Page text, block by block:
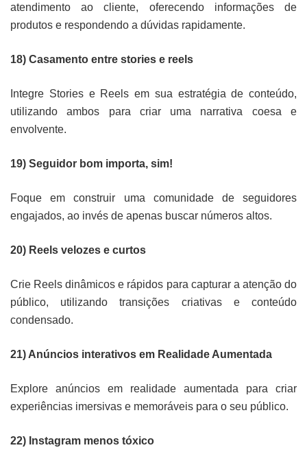
atendimento ao cliente, oferecendo informações de
produtos e respondendo a dúvidas rapidamente.
18) Casamento entre stories e reels
Integre Stories e Reels em sua estratégia de conteúdo,
utilizando ambos para criar uma narrativa coesa e
envolvente.
19) Seguidor bom importa, sim!
Foque em construir uma comunidade de seguidores
engajados, ao invés de apenas buscar números altos.
20) Reels velozes e curtos
Crie Reels dinâmicos e rápidos para capturar a atenção do
público, utilizando transições criativas e conteúdo
condensado.
21) Anúncios interativos em Realidade Aumentada
Explore anúncios em realidade aumentada para criar
experiências imersivas e memoráveis para o seu público.
22) Instagram menos tóxico